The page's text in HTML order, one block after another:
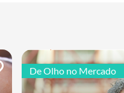
De Olho no Mercado